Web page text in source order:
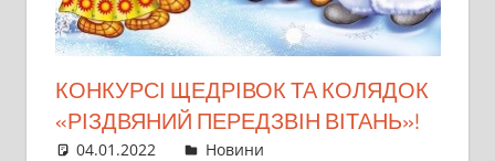
КОНКУРСІ ЩЕДРІВОК ТА КОЛЯДОК
«РІЗДВЯНИЙ ПЕРЕДЗВІН ВІТАНЬ»!
04.01.2022 director
Новини